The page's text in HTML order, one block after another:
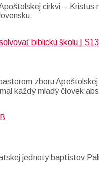
cirkvi –
zboru
každý mladý človek
jednoty baptistov